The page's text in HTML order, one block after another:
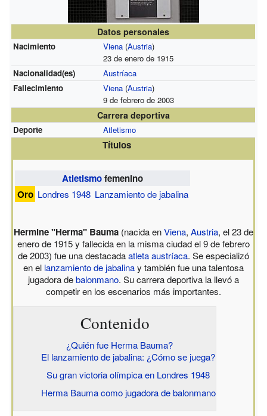
Datos personales
Nacimiento Viena(Austria)
23 de enero de 1915
Nacionalidad(es)
Austríaca
Fallecimiento
Viena(Austria)
9 de febrero de 2003
Carrera deportiva
Deporte Atletismo
Títulos
Atletismofemenino
Oro Londres 1948 Lanzamiento de jabalina
Hermine "Herma" Bauma(nacida enViena, Austria, el 23 de
enero de 1915 y fallecida en la misma ciudad el 9 de febrero
de 2003) fue una destacadaatleta austríaca. Se especializó
en el lanzamiento de jabalinay también fue una talentosa
jugadora debalonmano. Su carrera deportiva la llevó a
competir en los escenarios más importantes.
Contenido
¿Quién fue Herma Bauma?
El lanzamiento de jabalina: ¿Cómo se juega?
Su gran victoria olímpica en Londres 1948
Herma Bauma como jugadora de balonmano